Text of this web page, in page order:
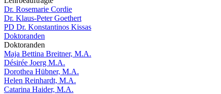
Dr. Rosemarie Cordie
Dr. Klaus-Peter Goethert
PD Dr. Konstantinos Kissas
Doktoranden
Doktoranden
Maja Bettina Breitner, M.A.
Désirée Joerg M.A.
Dorothea Hübner, M.A.
Helen Reinhardt, M.A.
Catarina Haider, M.A.